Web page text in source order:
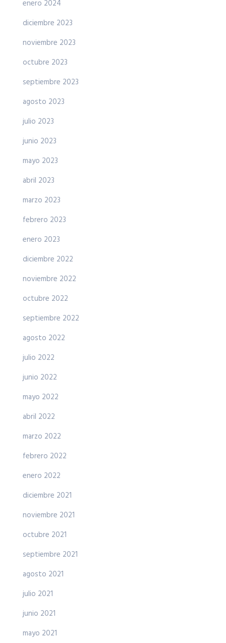
enero 2024
diciembre 2023
noviembre 2023
octubre 2023
septiembre 2023
agosto 2023
julio 2023
junio 2023
mayo 2023
abril 2023
marzo 2023
febrero 2023
enero 2023
diciembre 2022
noviembre 2022
octubre 2022
septiembre 2022
agosto 2022
julio 2022
junio 2022
mayo 2022
abril 2022
marzo 2022
febrero 2022
enero 2022
diciembre 2021
noviembre 2021
octubre 2021
septiembre 2021
agosto 2021
julio 2021
junio 2021
mayo 2021